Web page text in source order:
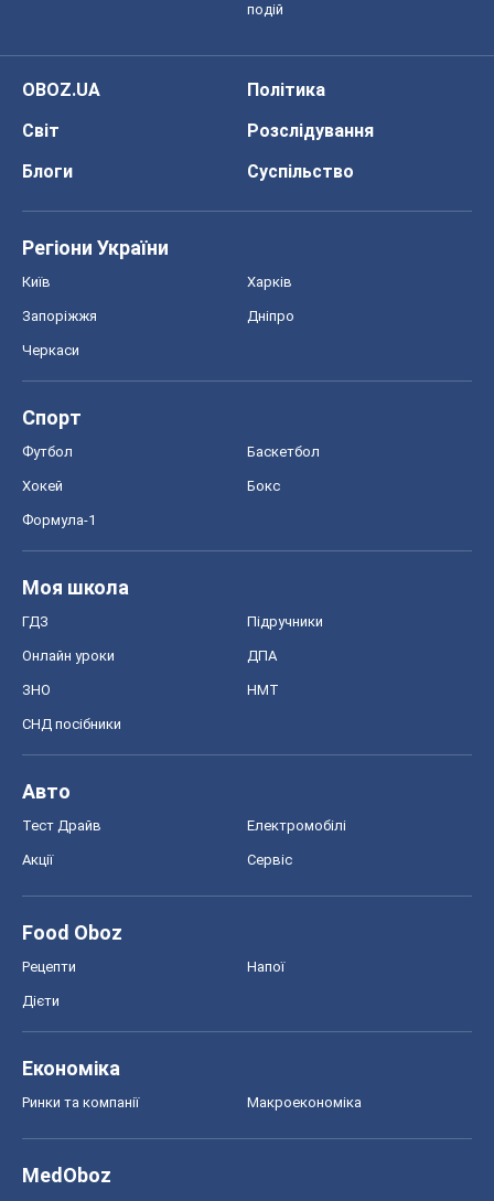
подій
OBOZ.UA
Політика
Світ
Розслідування
Блоги
Суспільство
Регіони України
Київ Харків
Запоріжжя Дніпро
Черкаси
Спорт
Футбол Баскетбол
Хокей Бокс
Формула-1
Моя школа
ГДЗ Підручники
Онлайн уроки ДПА
ЗНО НМТ
СНД посібники
Авто
Тест Драйв Електромобілі
Акції Сервіс
Food Oboz
Рецепти Напої
Дієти
Економіка
Ринки та компанії Макроекономіка
MedOboz